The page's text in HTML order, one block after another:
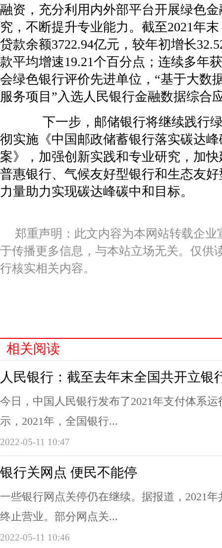
融资，充分利用内外部平台开展绿色
究，不断提升专业能力。截至2021年
贷款余额3722.94亿元，较年初增长
款平均增速19.21个百分点；连续多年
会绿色银行评价先进单位，“基于大数
服务项目”入选人民银行金融数据综合
下一步，邮储银行将继续践行绿
彻实施《中国邮政储蓄银行落实碳达
案》，加强创新实践和专业研究，加
普惠银行、气候友好型银行和生态友
力量助力实现碳达峰碳中和目标。
郑重声明：此文内容为本网站转载企业
于传播更多信息，与本站立场无关。仅供
行核实相关内容。
相关阅读
人民银行：截至去年末全国共开立银
今日，中国人民银行发布了2021年支付体系
示，2021年，全国银行...
2022-05-11 10:47
银行关网点 便民不能停
一些银行网点关停仍在继续。据报道，2021年
终止营业。部分网点关...
2022-05-11 10:46